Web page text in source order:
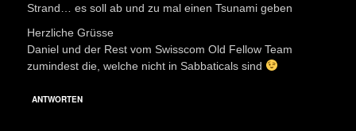
Strand… es soll ab und zu mal einen Tsunami geben
Herzliche Grüsse
Daniel und der Rest vom Swisscom Old Fellow Team
zumindest die, welche nicht in Sabbaticals sind
ANTWORTEN